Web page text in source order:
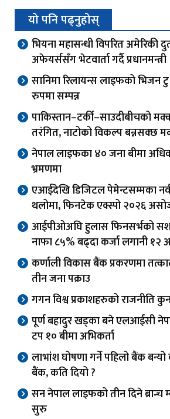
यो पनि पढ्नुहोस्
भियना महासन्धी विपरित अमेरिकी
अफेयर्ससँग भेटवार्ता गर्दै प्रधानमन्त्री
सानिमा रिलायन्स लाइफको भिजन
रुपमा सम्पन्न
पाकिस्तान–टर्की–साउदीबीचको
तरंगित, नाटोको विकल्प बन्नसक्छ
नेपाल लाइफका ४० जना बीमा
भ्रमणमा
एआईदेखि डिजिटल पेमेन्टसम्मका
थलोमा, फिनटेक एक्स्पो २०२६
आईपीओअघि हुलास फिनसर्भको
नाफा ८५% बढ्दा कर्जा लगानी १२
कर्णाली विकास बैंक प्रकरणमा
तीन जना पक्राउ
गगन विश्व प्रकाशहरुको राजनीति
पूर्ण बहादुर खड्का बने एलआईसी
टप १० बीमा अभिकर्ता
लाभांश घोषणा गर्ने पहिलो बैंक
बैंक, कति दियो ?
सन नेपाल लाइफको तीन दिने ब्रान्च
सुरु